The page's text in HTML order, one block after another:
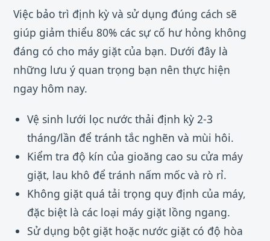
Việc bảo trì định kỳ và sử dụng đúng cách sẽ
giúp giảm thiểu 80% các sự cố hư hỏng không
đáng có cho máy giặt của bạn. Dưới đây là
những lưu ý quan trọng bạn nên thực hiện
ngay hôm nay.
Vệ sinh lưới lọc nước thải định kỳ 2-3
tháng/lần để tránh tắc nghẽn và mùi hôi.
Kiểm tra độ kín của gioăng cao su cửa máy
giặt, lau khô để tránh nấm mốc và rò rỉ.
Không giặt quá tải trọng quy định của máy,
đặc biệt là các loại máy giặt lồng ngang.
Sử dụng bột giặt hoặc nước giặt có độ hòa